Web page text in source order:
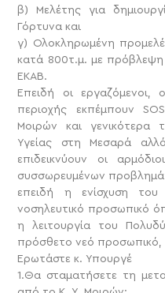
β) Μελέτης για
Γόρτυνα και
γ) Ολοκληρωμένη
κατά 800τ.μ. με
ΕΚΑΒ.
Επειδή οι εργαζόμενοι,
περιοχής εκπέμπουν
Μοιρών και γενικότερα
Υγείας στη Μεσαρά
επιδεικνύουν οι
συσσωρευμένων
επειδή η ενίσχυση
νοσηλευτικό προσωπικό
η λειτουργία του
πρόσθετο νεό προσωπικό,
Ερωτάστε κ. Υπουργέ
1.Θα σταματήσετε τη